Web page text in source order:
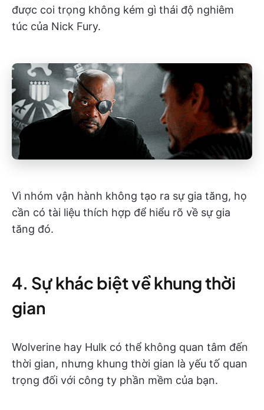
được coi trọng không kém gì thái độ nghiêm
túc của Nick Fury.
Vì nhóm vận hành không tạo ra sự gia tăng, họ
cần có tài liệu thích hợp để hiểu rõ về sự gia
tăng đó.
4. Sự khác biệt về khung thời
gian
Wolverine hay Hulk có thể không quan tâm đến
thời gian, nhưng khung thời gian là yếu tố quan
trọng đối với công ty phần mềm của bạn.